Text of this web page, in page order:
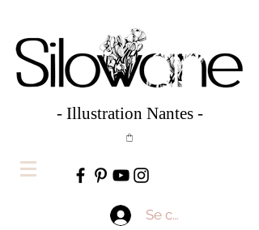
- Illustration Nantes -
Se connecter